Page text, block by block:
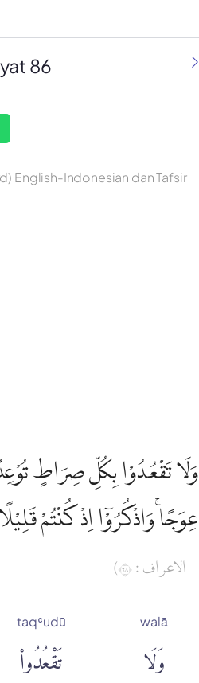
86
English-Indonesian dan Tafsir
وَلَا تَقْعُدُوْا بِكُلِّ صِرَاطٍ
عِوَجًاۚ وَاذْكُرُوْٓا اِذْ كُنْتُمْ
الاعراف : ٨٦)
walā
وَلَا
taqʿudū
تَقْعُدُوا۟